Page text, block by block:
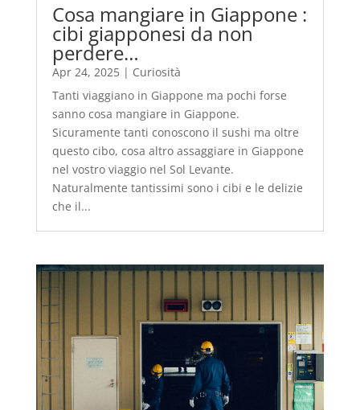
Cosa mangiare in Giappone :
cibi giapponesi da non
perdere…
Apr 24, 2025| Curiosità
Tanti viaggiano in Giappone ma pochi forse
sanno cosa mangiare in Giappone.
Sicuramente tanti conoscono il sushi ma oltre
questo cibo, cosa altro assaggiare in Giappone
nel vostro viaggio nel Sol Levante.
Naturalmente tantissimi sono i cibi e le delizie
che il...